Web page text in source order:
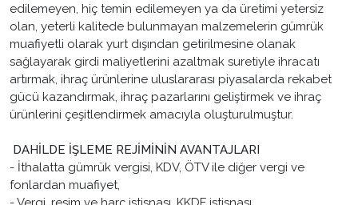
edilemeyen, hiç temin edilemeyen ya da üretimi yetersiz
olan, yeterli kalitede bulunmayan malzemelerin gümrük
muafiyetli olarak yurt dışından getirilmesine olanak
sağlayarak girdi maliyetlerini azaltmak suretiyle ihracatı
artırmak, ihraç ürünlerine uluslararası piyasalarda rekabet
gücü kazandırmak, ihraç pazarlarını geliştirmek ve ihraç
ürünlerini çeşitlendirmek amacıyla oluşturulmuştur.
DAHİLDE İŞLEME REJİMİNİN AVANTAJLARI
- İthalatta gümrük vergisi, KDV, ÖTV ile diğer vergi ve
fonlardan muafiyet,